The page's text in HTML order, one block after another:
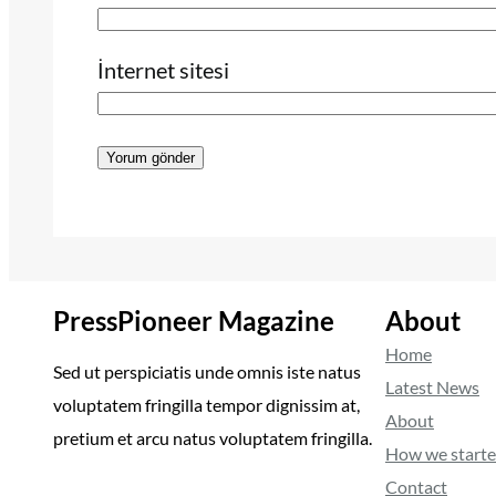
İnternet sitesi
PressPioneer Magazine
Sed ut perspiciatis unde omnis iste natus
voluptatem fringilla tempor dignissim at,
pretium et arcu natus voluptatem fringilla.
About
Home
Latest News
About
How we
Contact